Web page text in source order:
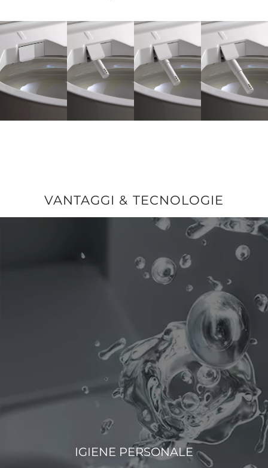
VANTAGGI & TECNOLOGIE
IGIENE PERSONALE